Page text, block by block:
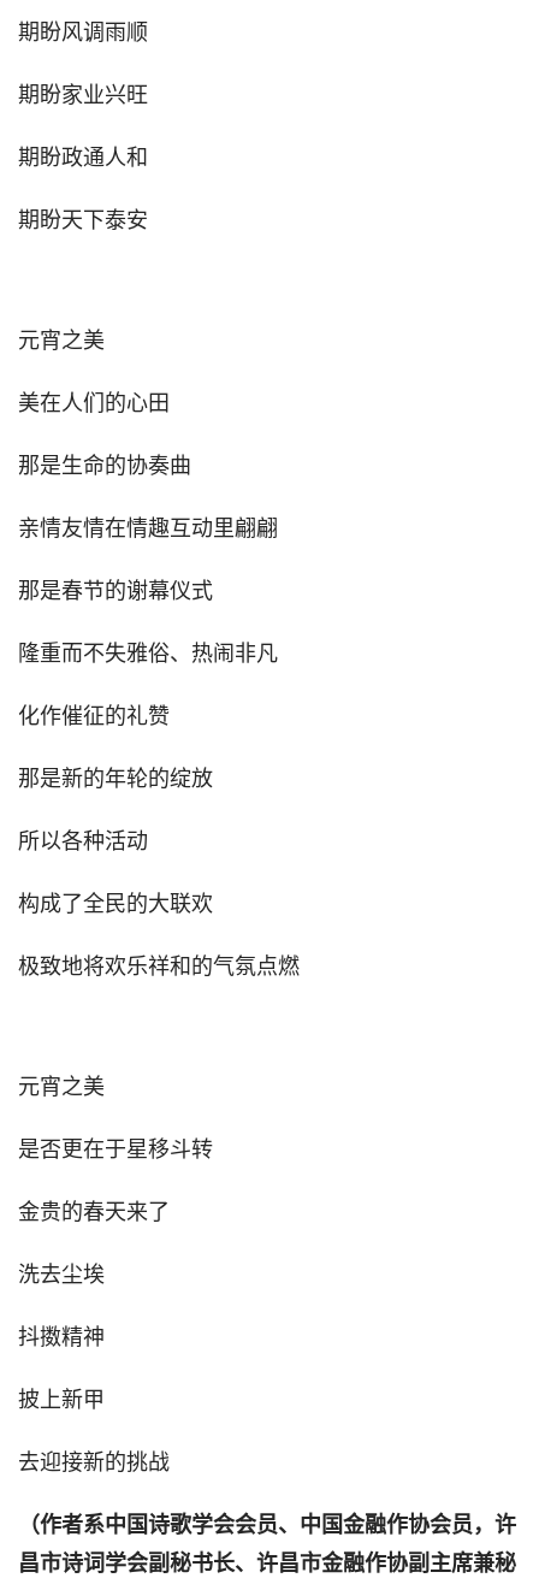
期盼风调雨顺
期盼家业兴旺
期盼政通人和
期盼天下泰安
元宵之美
美在人们的心田
那是生命的协奏曲
亲情友情在情趣互动里翩翩
那是春节的谢幕仪式
隆重而不失雅俗、热闹非凡
化作催征的礼赞
那是新的年轮的绽放
所以各种活动
构成了全民的大联欢
极致地将欢乐祥和的气氛点燃
元宵之美
是否更在于星移斗转
金贵的春天来了
洗去尘埃
抖擞精神
披上新甲
去迎接新的挑战
（作者系中国诗歌学会会员、中国金融作协会员，许
昌市诗词学会副秘书长、许昌市金融作协副主席兼秘